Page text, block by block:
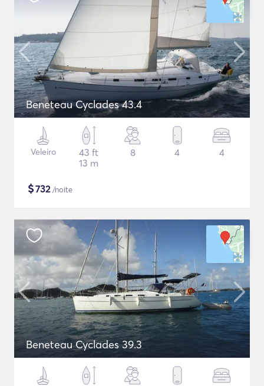
Beneteau Cyclades 43.4
Veleiro
43 ft
13 m
8 4 4
$732/noite
Beneteau Cyclades 39.3